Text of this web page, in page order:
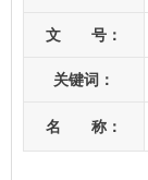
文 号：
关键词：
名 称：